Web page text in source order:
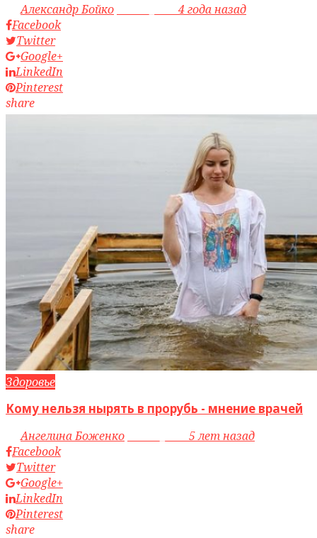
byАлександр Бойко
4 года назад
Facebook
Twitter
Google+
LinkedIn
Pinterest
share
Здоровье
Кому нельзя нырять в прорубь - мнение врачей
byАнгелина Боженко
5 лет назад
Facebook
Twitter
Google+
LinkedIn
Pinterest
share